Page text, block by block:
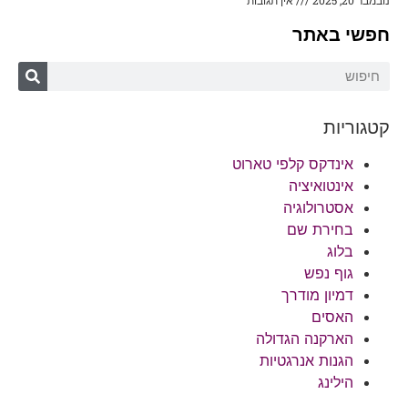
חפשי באתר
קטגוריות
אינדקס קלפי טארוט
אינטואיציה
אסטרולוגיה
בחירת שם
בלוג
גוף נפש
דמיון מודרך
האסים
הארקנה הגדולה
הגנות אנרגטיות
הילינג